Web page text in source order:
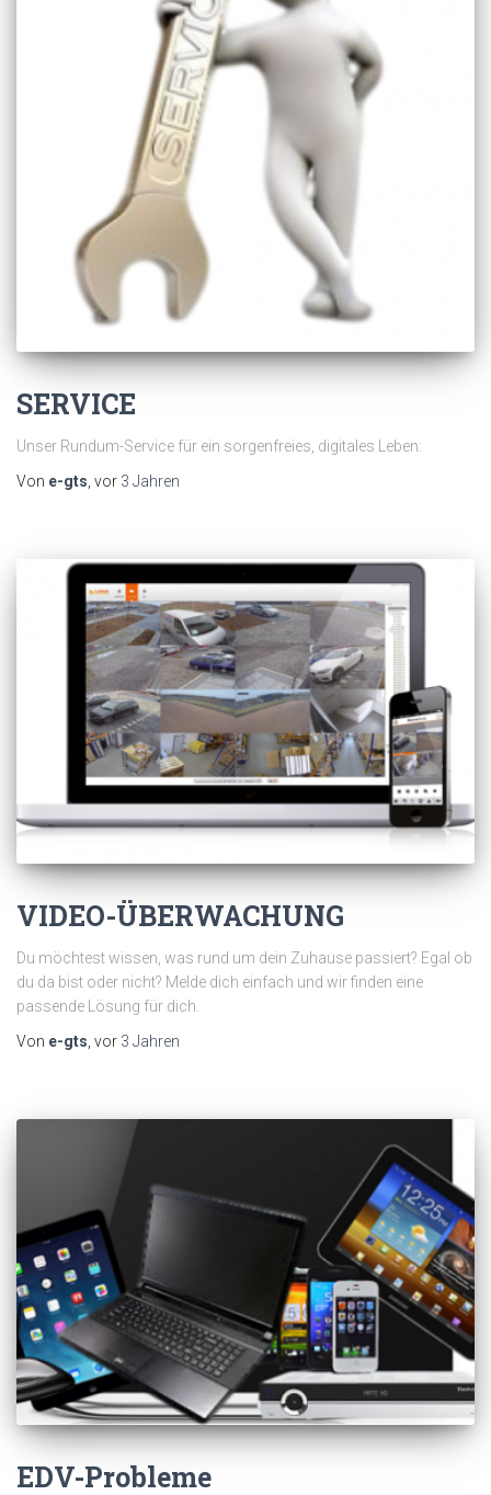
SERVICE
Unser Rundum-Service für ein sorgenfreies, digitales Leben:
Von e-gts , vor 3 Jahren
VIDEO-ÜBERWACHUNG
Du möchtest wissen, was rund um dein Zuhause passiert? Egal ob
du da bist oder nicht? Melde dich einfach und wir finden eine
passende Lösung für dich.
Von e-gts , vor 3 Jahren
EDV-Probleme